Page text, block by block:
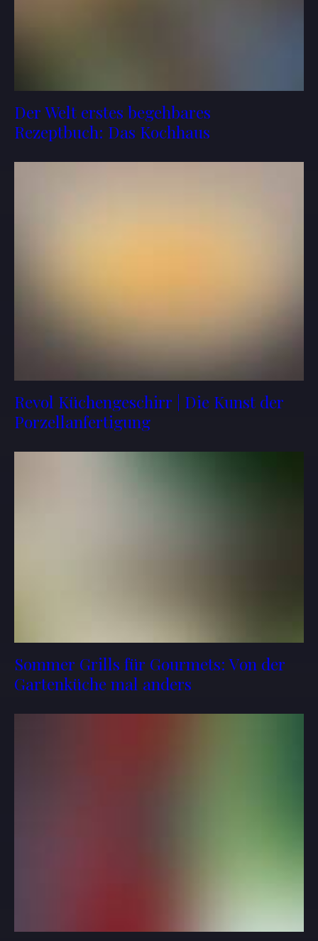
Der Welt erstes begehbares
Rezeptbuch: Das Kochhaus
Revol Küchengeschirr | Die Kunst der
Porzellanfertigung
Sommer Grills für Gourmets: Von der
Gartenküche mal anders